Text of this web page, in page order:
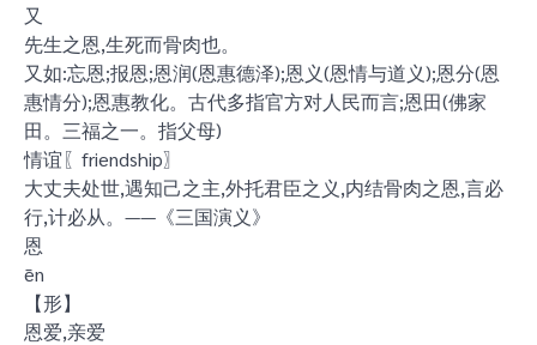
又
先生之恩,生死而骨肉也。
又如:忘恩;报恩;恩润(恩惠德泽);恩义(恩情与道义);恩分(恩
惠情分);恩惠教化。古代多指官方对人民而言;恩田(佛家
田。三福之一。指父母)
情谊〖friendship〗
大丈夫处世,遇知己之主,外托君臣之义,内结骨肉之恩,言必
行,计必从。——《三国演义》
恩
ēn
【形】
恩爱,亲爱